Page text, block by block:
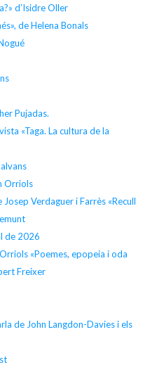
d’Isidre Oller
de Helena Bonals
Pujadas.
«Taga. La cultura de la
Orriols
Josep Verdaguer i Farrès «Recull
de 2026
«Poemes, epopeia i oda
Freixer
de John Langdon-Davies i els